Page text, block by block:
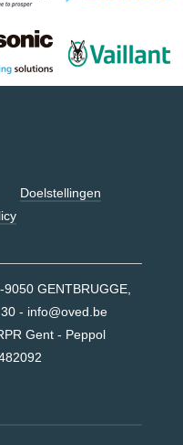
Doelstellingen
GENTBRUGGE,
- info@oved.be
Gent - Peppol